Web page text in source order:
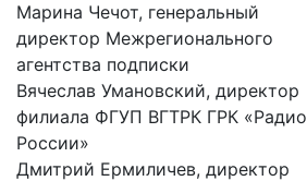
Марина Чечот, генеральный
директор Межрегионального
агентства подписки
Вячеслав Умановский, директор
филиала ФГУП ВГТРК ГРК «Радио
России»
Дмитрий Ермиличев, директор